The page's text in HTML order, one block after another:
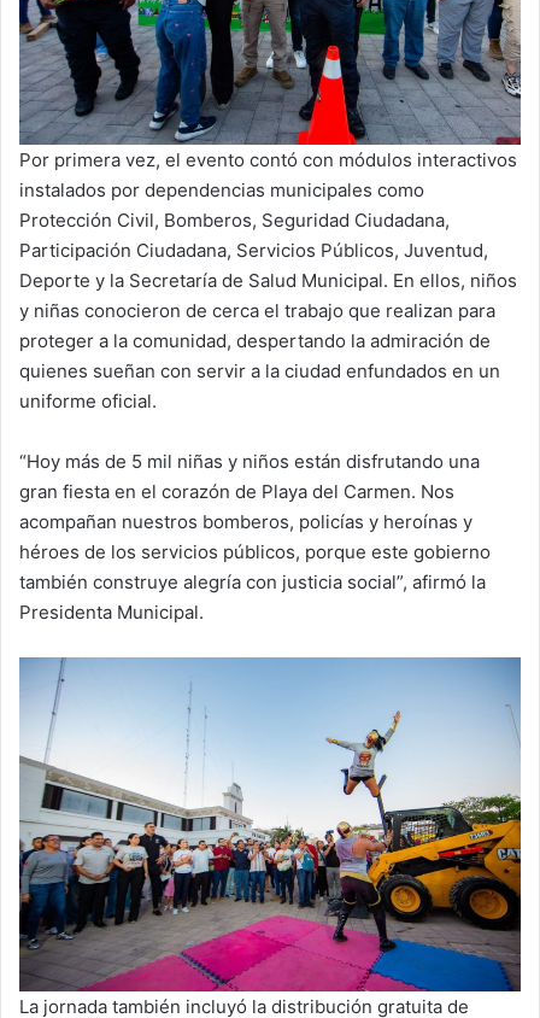
Por primera vez, el evento contó con módulos interactivos
instalados por dependencias municipales como
Protección Civil, Bomberos, Seguridad Ciudadana,
Participación Ciudadana, Servicios Públicos, Juventud,
Deporte y la Secretaría de Salud Municipal. En ellos, niños
y niñas conocieron de cerca el trabajo que realizan para
proteger a la comunidad, despertando la admiración de
quienes sueñan con servir a la ciudad enfundados en un
uniforme oficial.
“Hoy más de 5 mil niñas y niños están disfrutando una
gran fiesta en el corazón de Playa del Carmen. Nos
acompañan nuestros bomberos, policías y heroínas y
héroes de los servicios públicos, porque este gobierno
también construye alegría con justicia social”, afirmó la
Presidenta Municipal.
La jornada también incluyó la distribución gratuita de